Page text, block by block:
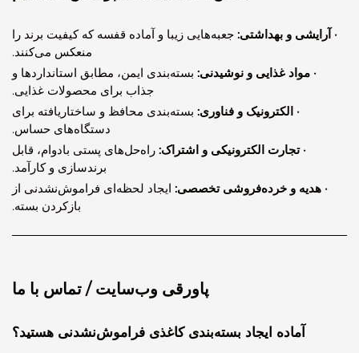
و بهداشتی:جعبه‌هایی زیبا و آماده قفسه که کیفیت برند را
منعکس می‌کنند.
مواد غذایی و نوشیدنی:بسته‌بندی ایمن، مطابق استانداردها و
جذاب برای محصولات غذایی.
· الکترونیک و فناوری: بسته‌بندی محافظ و ساختاریافته برای
دستگاه‌های حساس.
· تجارت الکترونیکی و اشتراک: راه‌حل‌های پستی بادوام، قابل
برندسازی و کارآمد.
و خرده‌فروشی تخصصی:ایجاد لحظه‌ای فراموش‌نشدنی از
بازکردن بسته.
پاورقی وب‌سایت / تماس با ما
آماده ایجاد بسته‌بندی کاغذی فراموش‌نشدنی هستید؟